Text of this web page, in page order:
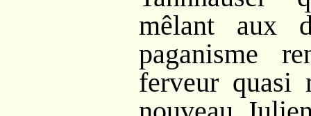
mêlant aux
paganisme
ferveur quasi